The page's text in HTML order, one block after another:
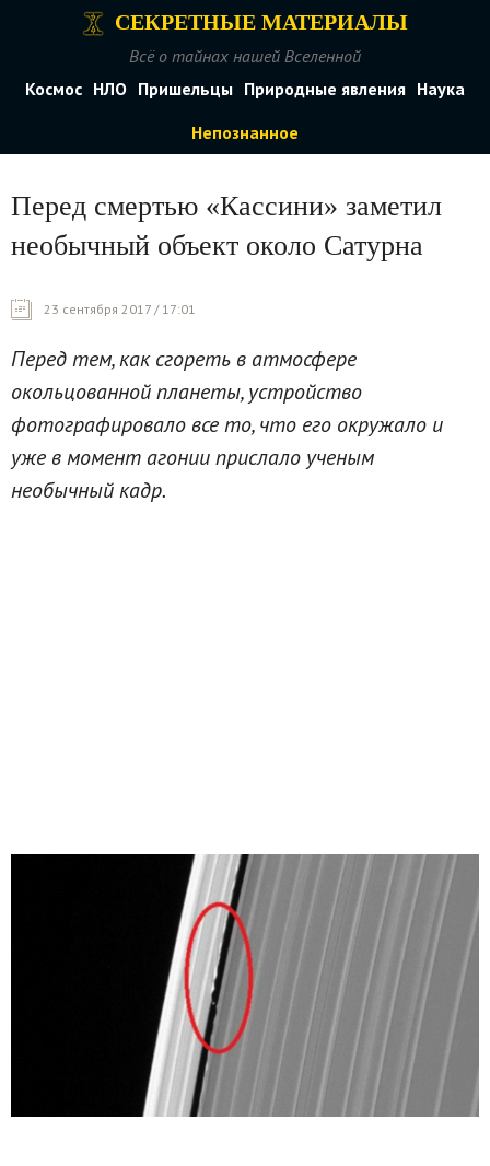
СЕКРЕТНЫЕ МАТЕРИАЛЫ
Всё о тайнах нашей Вселенной
Космос НЛО Пришельцы Природные явления Наука
Непознанное
Перед смертью «Кассини» заметил
необычный объект около Сатурна
23 сентября 2017 / 17:01
Перед тем, как сгореть в атмосфере
окольцованной планеты, устройство
фотографировало все то, что его окружало и
уже в момент агонии прислало ученым
необычный кадр.